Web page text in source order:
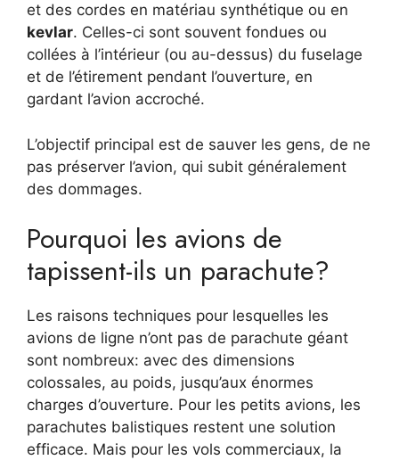
et des cordes en matériau synthétique ou en
kevlar. Celles-ci sont souvent fondues ou
collées à l’intérieur (ou au-dessus) du fuselage
et de l’étirement pendant l’ouverture, en
gardant l’avion accroché.
L’objectif principal est de sauver les gens, de ne
pas préserver l’avion, qui subit généralement
des dommages.
Pourquoi les avions de
tapissent-ils un parachute?
Les raisons techniques pour lesquelles les
avions de ligne n’ont pas de parachute géant
sont nombreux: avec des dimensions
colossales, au poids, jusqu’aux énormes
charges d’ouverture. Pour les petits avions, les
parachutes balistiques restent une solution
efficace. Mais pour les vols commerciaux, la